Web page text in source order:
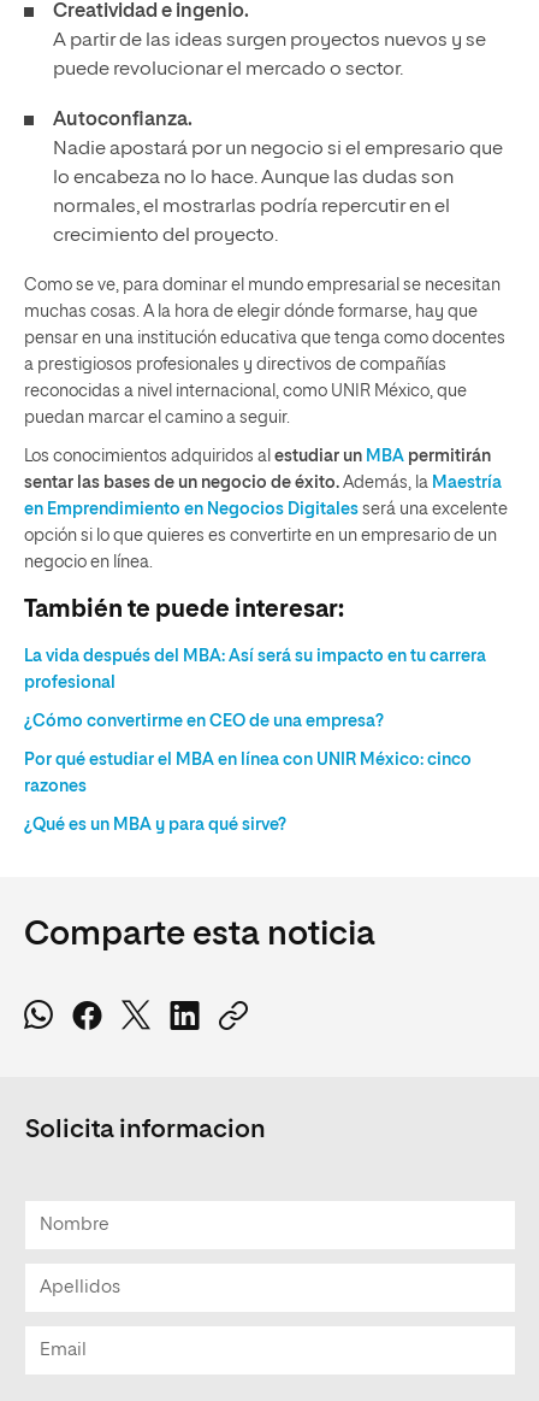
Creatividad e ingenio.
A partir de las ideas surgen proyectos nuevos y se
puede revolucionar el mercado o sector.
Autoconfianza.
Nadie apostará por un negocio si el empresario que
lo encabeza no lo hace. Aunque las dudas son
normales, el mostrarlas podría repercutir en el
crecimiento del proyecto.
Como se ve, para dominar el mundo empresarial se necesitan
muchas cosas. A la hora de elegir dónde formarse, hay que
pensar en una institución educativa que tenga como docentes
a prestigiosos profesionales y directivos de compañías
reconocidas a nivel internacional, como UNIR México, que
puedan marcar el camino a seguir.
Los conocimientos adquiridos al estudiar un MBA permitirán
sentar las bases de un negocio de éxito. Además, la Maestría
en Emprendimiento en Negocios Digitales será una excelente
opción si lo que quieres es convertirte en un empresario de un
negocio en línea.
También te puede interesar:
La vida después del MBA: Así será su impacto en tu carrera
profesional
¿Cómo convertirme en CEO de una empresa?
Por qué estudiar el MBA en línea con UNIR México: cinco
razones
¿Qué es un MBA y para qué sirve?
Comparte esta noticia
Solicita informacion